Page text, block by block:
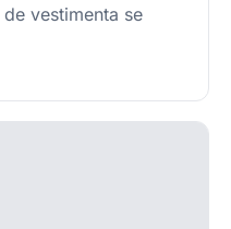
vestimenta se